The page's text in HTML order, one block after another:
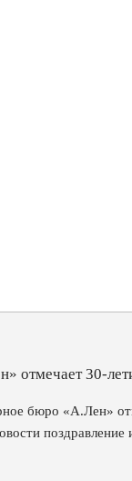
отмечает 30-
бюро «А.Лен»